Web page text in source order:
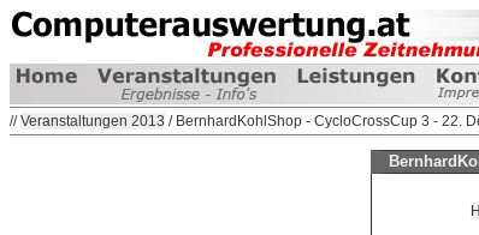
//Veranstaltungen 2013 / BernhardKohlShop - CycloCrossCup 3 - 22.